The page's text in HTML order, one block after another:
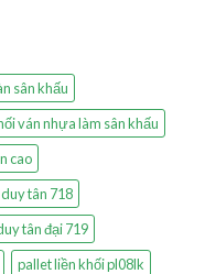
sân khấu
ván nhựa làm sân khấu
cao
tân 718
tân đại 719
pallet liền khối pl08lk